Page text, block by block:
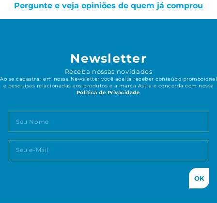
Pergunte e veja opiniões de quem já comprou
Newsletter
Receba nossas novidades
Ao se cadastrar em nossa Newsletter você aceita receber conteúdo promocional
e pesquisas relacionadas aos produtos e a marca Astra e concorda com nossa
Política de Privacidade
OK